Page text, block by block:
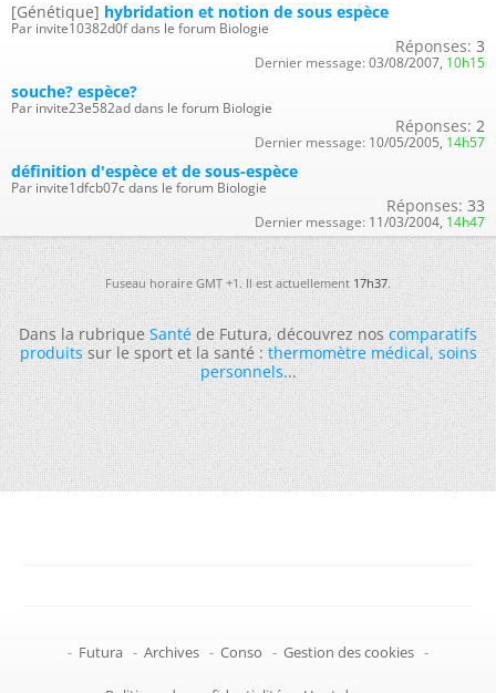
[Génétique] hybridation et notion de sous espèce
Par invite10382d0f dans le forum Biologie
Réponses: 3
Dernier message: 03/08/2007, 10h15
souche? espèce?
Par invite23e582ad dans le forum Biologie
Réponses: 2
Dernier message: 10/05/2005, 14h57
définition d'espèce et de sous-espèce
Par invite1dfcb07c dans le forum Biologie
Réponses: 33
Dernier message: 11/03/2004, 14h47
Fuseau horaire GMT +1. Il est actuellement17h37.
Dans la rubriqueSantéde Futura, découvrez noscomparatifs
produitssur le sport et la santé :thermomètre médical,soins
personnels...
- Futura - Archives - Conso - Gestion des cookies -